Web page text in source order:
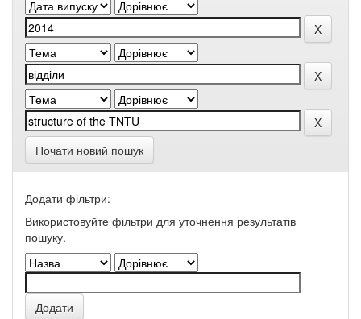
Почати новий пошук
Додати фільтри:
Використовуйте фільтри для уточнення результатів
пошуку.